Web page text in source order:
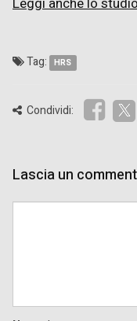
Tag: HRS
Condividi:
Lascia un